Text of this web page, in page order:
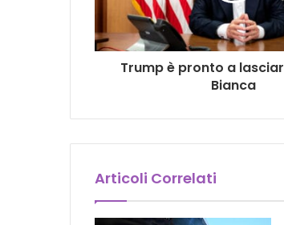
Trump è pronto a
Bianca
Articoli Correlati